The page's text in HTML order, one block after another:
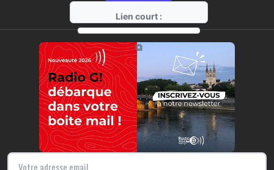
Lien court :
https://radio-g.fr?12450
⧉